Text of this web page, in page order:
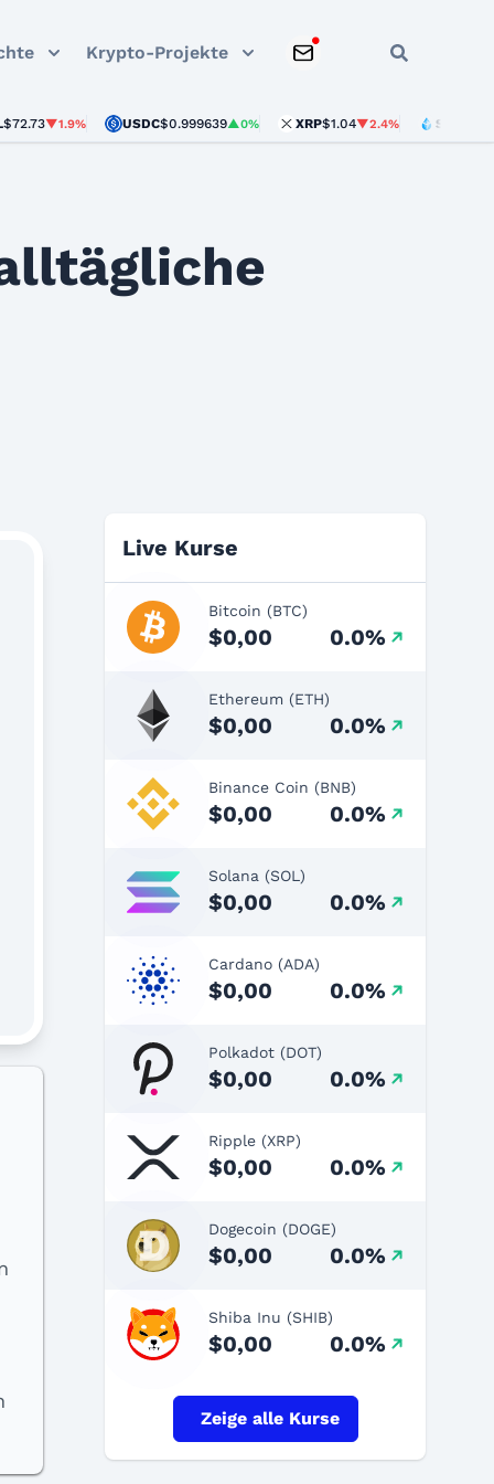
Krypto-Projekte
▼1.9% USDC$0.999639▲0% XRP $1.04▼2.4% STETH
Live Kurse
Bitcoin (BTC)
$0,00 0.0%
Ethereum (ETH)
$0,00 0.0%
Binance Coin (BNB)
$0,00 0.0%
Solana (SOL)
$0,00 0.0%
Cardano (ADA)
$0,00 0.0%
Polkadot (DOT)
$0,00 0.0%
Ripple (XRP)
$0,00 0.0%
Dogecoin (DOGE)
$0,00 0.0%
Shiba Inu (SHIB)
$0,00 0.0%
Zeige alle Kurse